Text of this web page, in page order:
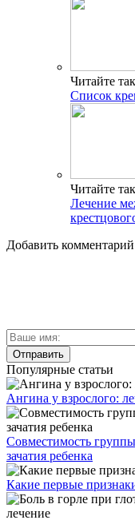
Читайте
Список
Читайте
Лечение
Добавить комментарий
Популярные статьи
Ангина у взрослого:
Совместимость
зачатия ребенка
Какие первые